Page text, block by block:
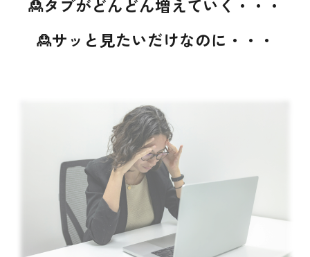
🙎タブがどんどん増えていく・・・
🙎サッと見たいだけなのに・・・